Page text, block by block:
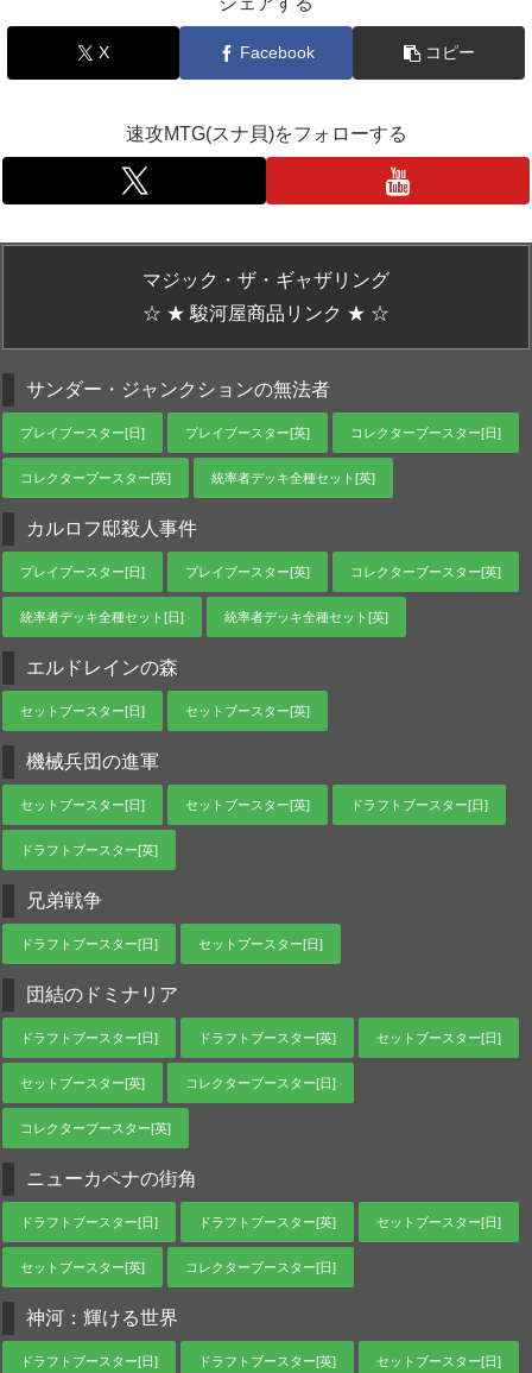
X Facebook コピー
速攻MTG(スナ貝)をフォローする
マジック・ザ・ギャザリング
☆ ★ 駿河屋商品リンク ★ ☆
サンダー・ジャンクションの無法者
プレイブースター[日] プレイブースター[英] コレクターブースター[日]
コレクターブースター[英] 統率者デッキ全種セット[英]
カルロフ邸殺人事件
プレイブースター[日] プレイブースター[英] コレクターブースター[英]
統率者デッキ全種セット[日] 統率者デッキ全種セット[英]
エルドレインの森
セットブースター[日] セットブースター[英]
機械兵団の進軍
セットブースター[日] セットブースター[英] ドラフトブースター[日]
ドラフトブースター[英]
兄弟戦争
ドラフトブースター[日] セットブースター[日]
団結のドミナリア
ドラフトブースター[日] ドラフトブースター[英] セットブースター[日]
セットブースター[英] コレクターブースター[日]
コレクターブースター[英]
ニューカペナの街角
ドラフトブースター[日] ドラフトブースター[英] セットブースター[日]
セットブースター[英] コレクターブースター[日]
神河：輝ける世界
ドラフトブースター[日] ドラフトブースター[英] セットブースター[日]